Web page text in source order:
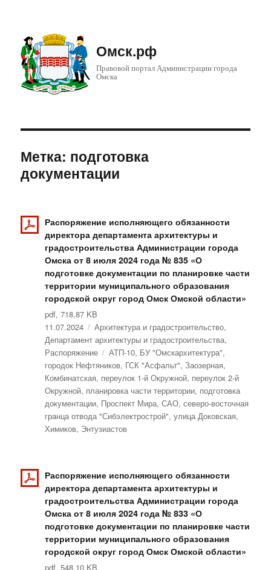
Омск.рф
Правовой портал Администрации города
Омска
Метка: подготовка
документации
Распоряжение исполняющего обязанности
директора департамента архитектуры и
градостроительства Администрации города
Омска от 8 июля 2024 года № 835 «О
подготовке документации по планировке части
территории муниципального образования
городской округ город Омск Омской области»
pdf, 718,87 KB
Опубликовано
11.07.2024 Рубрики
Архитектура и градостроительство,
Департамент архитектуры и градостроительства,
Распоряжение
Метки
АТП-10, БУ "Омскархитектура",
городок Нефтяников, ГСК "Асфальт",Заозерная,
Комбинатская, переулок 1-й Окружной, переулок 2-й
Окружной, планировка части территории, подготовка
документации, Проспект Мира,САО,северо-восточная
гранца отвода "Сибэлектрострой",улица Доковская,
Химиков, Энтузиастов
Распоряжение исполняющего обязанности
директора департамента архитектуры и
градостроительства Администрации города
Омска от 8 июля 2024 года № 833 «О
подготовке документации по планировке части
территории муниципального образования
городской округ город Омск Омской области»
pdf, 548,10 KB